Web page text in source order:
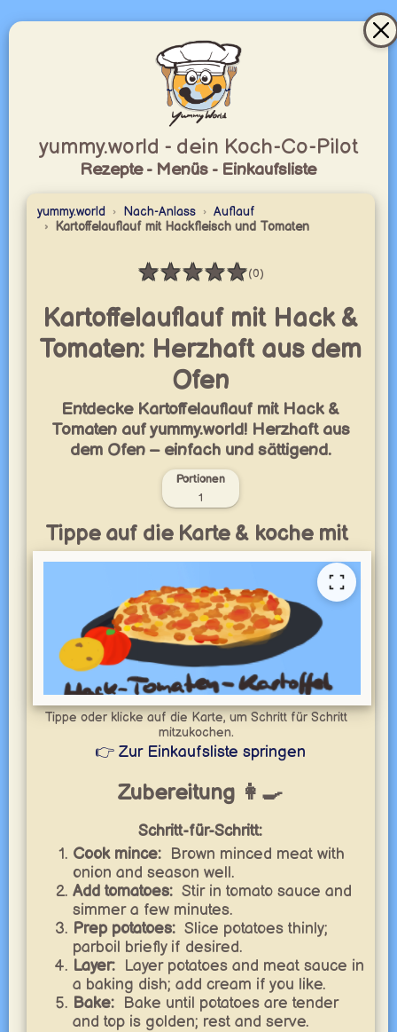
yummy.world - dein Koch-Co-Pilot
Rezepte - Menüs - Einkaufsliste
yummy.world Nach-Anlass
Auflauf
Kartoffelauflauf mit Hackfleisch und Tomaten
★★★★★
Bewertung: 0 / 5
(0)
Kartoffelauflauf mit Hack &
Tomaten: Herzhaft aus dem
Ofen
Entdecke Kartoffelauflauf mit Hack &
Tomaten auf yummy.world! Herzhaft aus
dem Ofen – einfach und sättigend.
Portionen
1
Tippe auf die Karte & koche mit
Tippe oder klicke auf die Karte, um Schritt für Schritt
mitzukochen.
👉 Zur Einkaufsliste springen
Zubereitung 👩‍🍳
Schritt-für-Schritt:
Cook mince: Brown minced meat with
onion and season well.
Add tomatoes: Stir in tomato sauce and
simmer a few minutes.
Prep potatoes: Slice potatoes thinly;
parboil briefly if desired.
Layer: Layer potatoes and meat sauce in
a baking dish; add cream if you like.
Bake: Bake until potatoes are tender
and top is golden; rest and serve.